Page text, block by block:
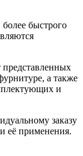
быстрого
представленных
а также
и
заказу
её применения.